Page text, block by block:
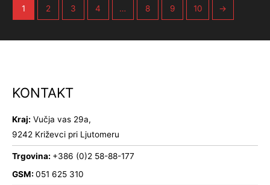
1 2 3 4 … 8 9 10 →
KONTAKT
Kraj: Vučja vas 29a,
9242 Križevci pri Ljutomeru
Trgovina: +386 (0)2 58-88-177
GSM: 051 625 310